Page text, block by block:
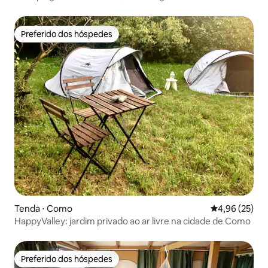
Preferido dos hóspedes
Preferido dos hóspedes
Tenda ⋅ Como 4,96 de uma
4,96 (25)
HappyValley: jardim privado ao ar livre na cidade de Como
Preferido dos hóspedes
Preferido dos hóspedes